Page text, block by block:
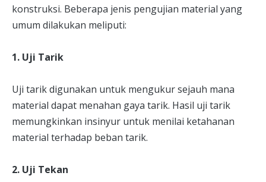
konstruksi. Beberapa jenis pengujian material yang
umum dilakukan meliputi:
1. Uji Tarik
Uji tarik digunakan untuk mengukur sejauh mana
material dapat menahan gaya tarik. Hasil uji tarik
memungkinkan insinyur untuk menilai ketahanan
material terhadap beban tarik.
2. Uji Tekan